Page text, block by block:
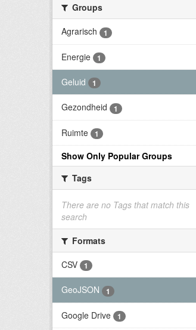
Groups
Agrarisch
1
Energie 1
Geluid 1
Gezondheid 1
Ruimte 1
Show Only Popular Groups
Tags
There are no Tags that match this
search
Formats
CSV
1
GeoJSON 1
Google Drive 1